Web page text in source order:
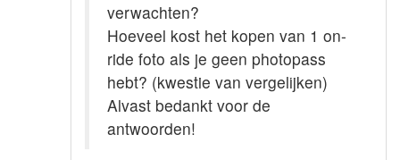
verwachten?
Hoeveel kost het kopen van 1 on-
ride foto als je geen photopass
hebt? (kwestie van vergelijken)
Alvast bedankt voor de
antwoorden!